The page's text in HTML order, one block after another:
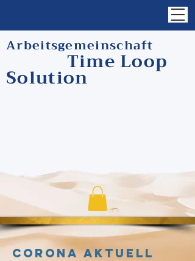
Arbeitsgemeinschaft
Time Loop
Solution
Corona Aktuell